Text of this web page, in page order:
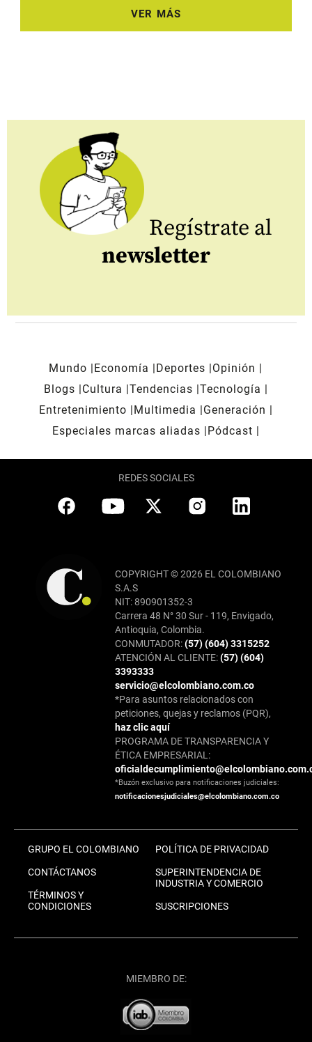
VER MÁS
Regístrate al
newsletter
Mundo Economía Deportes
Opinión
Blogs
Cultura Tendencias Tecnología
Entretenimiento
Multimedia
Generación
Especiales marcas aliadas
Pódcast
REDES SOCIALES
COPYRIGHT © 2026 EL COLOMBIANO
S.A.S
NIT: 890901352-3
Carrera 48 N° 30 Sur - 119, Envigado,
Antioquia, Colombia.
CONMUTADOR:(57) (604) 3315252
ATENCIÓN AL CLIENTE:(57) (604)
3393333
servicio@elcolombiano.com.co
*Para asuntos relacionados con
peticiones, quejas y reclamos (PQR),
haz clic aquí
PROGRAMA DE TRANSPARENCIA Y
ÉTICA EMPRESARIAL:
*Buzón exclusivo para notificaciones judiciales:
notificacionesjudiciales@elcolombiano.com.co
GRUPO EL COLOMBIANO
CONTÁCTANOS
TÉRMINOS Y
CONDICIONES
POLÍTICA DE PRIVACIDAD
SUPERINTENDENCIA DE
INDUSTRIA Y COMERCIO
SUSCRIPCIONES
MIEMBRO DE: